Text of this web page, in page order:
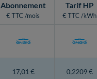
Abonnement
€ TTC /mois
Tarif HP
€ TTC /kWh
17,01 € 0,2209 €